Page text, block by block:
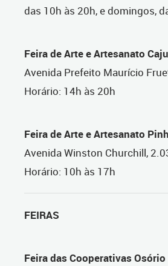
das 10h às 20h, e domingos,
Feira de Arte e Artesanato
Avenida Prefeito Maurício
Horário: 14h às 20h
Feira de Arte e Artesanato
Avenida Winston Churchill,
Horário: 10h às 17h
FEIRAS
Feira das Cooperativas Osório